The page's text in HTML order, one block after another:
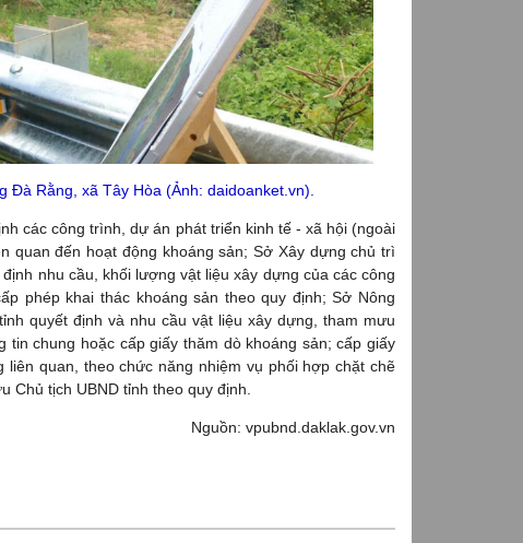
Rằng, xã Tây Hòa (Ảnh: daidoanket.vn).
các công trình, dự án phát triển kinh tế - xã hội (ngoài
quan đến hoạt động khoáng sản; Sở Xây dựng chủ trì
nhu cầu, khối lượng vật liệu xây dựng của các công
phép khai thác khoáng sản theo quy định; Sở Nông
quyết định và nhu cầu vật liệu xây dựng, tham mưu
chung hoặc cấp giấy thăm dò khoáng sản; cấp giấy
quan, theo chức năng nhiệm vụ phối hợp chặt chẽ
tịch UBND tỉnh theo quy định.
Nguồn: vpubnd.daklak.gov.vn